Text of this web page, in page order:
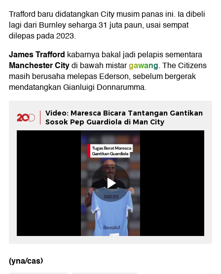
Trafford baru didatangkan City musim panas ini. Ia dibeli
lagi dari Burnley seharga 31 juta paun, usai sempat
dilepas pada 2023.
James Trafford kabarnya bakal jadi pelapis sementara
Manchester Citydi bawah mistargawang. The Citizens
masih berusaha melepas Ederson, sebelum bergerak
mendatangkan Gianluigi Donnarumma.
Video: Maresca Bicara Tantangan Gantikan
Sosok Pep Guardiola di Man City
(yna/cas)